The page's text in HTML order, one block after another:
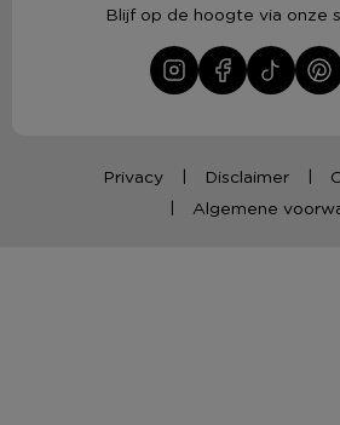
Blijf op de hoogte via onze
Privacy Disclaimer
Algemene